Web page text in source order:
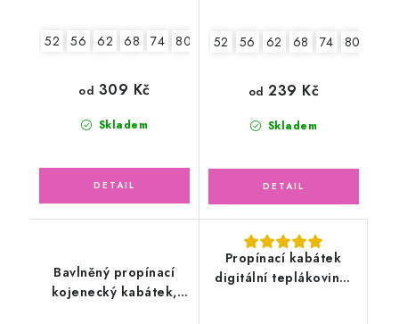
52 56 62 68 74 80 86
Skladem
od 309 Kč
52 56 62 68 74 80
Skladem
od 239 Kč
Bavlněný propínací
kojenecký kabátek,
Propínací kabátek
digitální teplákovina,